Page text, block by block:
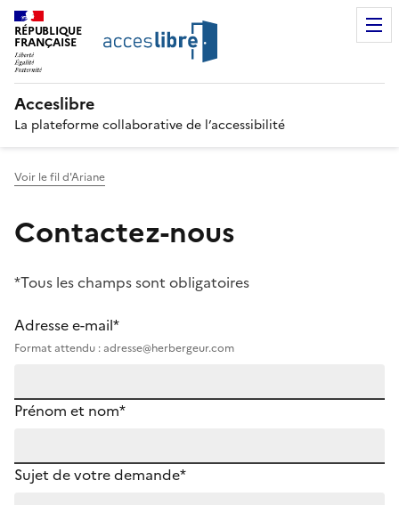
RÉPUBLIQUE
FRANÇAISE
Acceslibre
La plateforme collaborative de l’accessibilité
Voir le fil d'Ariane
Contactez-nous
*Tous les champs sont obligatoires
Adresse e-mail*
Format attendu : adresse@herbergeur.com
Prénom et nom*
Sujet de votre demande*